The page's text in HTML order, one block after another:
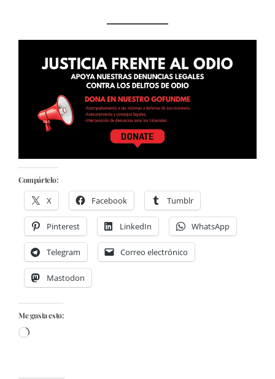
Compártelo:
X Facebook Tumblr
Pinterest LinkedIn WhatsApp
Telegram Correo electrónico
Mastodon
Me gusta esto:
Cargando...